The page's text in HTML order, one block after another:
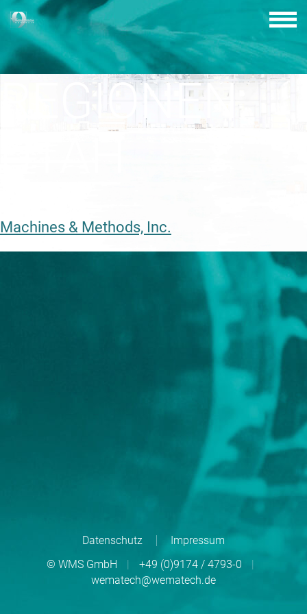
Skip
to
content
REGIONEN:
Machines & Methods, Inc.
Datenschutz
Impressum
© WMS GmbH
| +49 (0)9174 / 4793-0
|
wematech@wematech.de